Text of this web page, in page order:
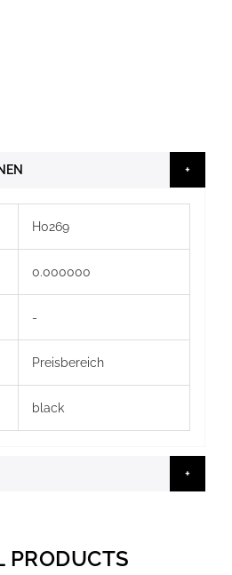
H0269
0.000000
-
Preisbereich
black
PRODUCTS